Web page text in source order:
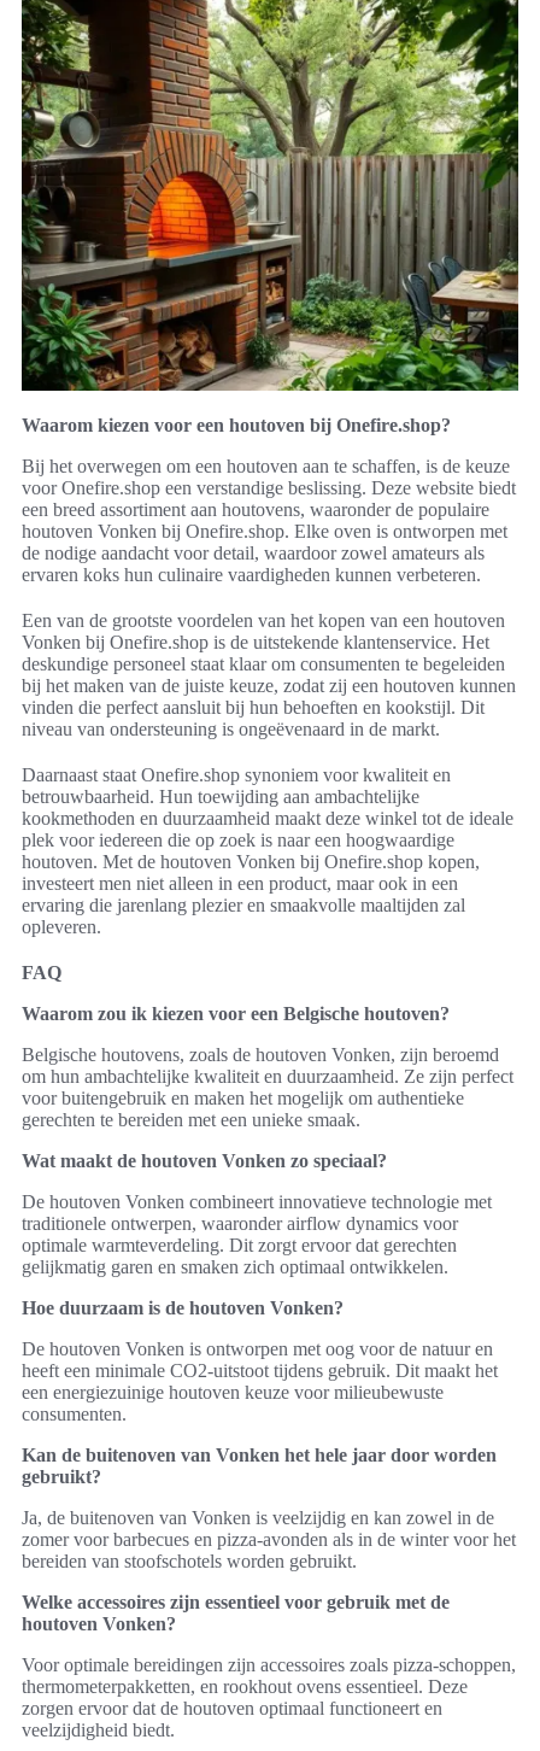
Waarom kiezen voor een houtoven bij Onefire.shop?
Bij het overwegen om een houtoven aan te schaffen, is de keuze
voor Onefire.shop een verstandige beslissing. Deze website biedt
een breed assortiment aan houtovens, waaronder de populaire
houtoven Vonken bij Onefire.shop. Elke oven is ontworpen met
de nodige aandacht voor detail, waardoor zowel amateurs als
ervaren koks hun culinaire vaardigheden kunnen verbeteren.
Een van de grootste voordelen van het kopen van een houtoven
Vonken bij Onefire.shop is de uitstekende klantenservice. Het
deskundige personeel staat klaar om consumenten te begeleiden
bij het maken van de juiste keuze, zodat zij een houtoven kunnen
vinden die perfect aansluit bij hun behoeften en kookstijl. Dit
niveau van ondersteuning is ongeëvenaard in de markt.
Daarnaast staat Onefire.shop synoniem voor kwaliteit en
betrouwbaarheid. Hun toewijding aan ambachtelijke
kookmethoden en duurzaamheid maakt deze winkel tot de ideale
plek voor iedereen die op zoek is naar een hoogwaardige
houtoven. Met de houtoven Vonken bij Onefire.shop kopen,
investeert men niet alleen in een product, maar ook in een
ervaring die jarenlang plezier en smaakvolle maaltijden zal
opleveren.
FAQ
Waarom zou ik kiezen voor een Belgische houtoven?
Belgische houtovens, zoals de houtoven Vonken, zijn beroemd
om hun ambachtelijke kwaliteit en duurzaamheid. Ze zijn perfect
voor buitengebruik en maken het mogelijk om authentieke
gerechten te bereiden met een unieke smaak.
Wat maakt de houtoven Vonken zo speciaal?
De houtoven Vonken combineert innovatieve technologie met
traditionele ontwerpen, waaronder airflow dynamics voor
optimale warmteverdeling. Dit zorgt ervoor dat gerechten
gelijkmatig garen en smaken zich optimaal ontwikkelen.
Hoe duurzaam is de houtoven Vonken?
De houtoven Vonken is ontworpen met oog voor de natuur en
heeft een minimale CO2-uitstoot tijdens gebruik. Dit maakt het
een energiezuinige houtoven keuze voor milieubewuste
consumenten.
Kan de buitenoven van Vonken het hele jaar door worden
gebruikt?
Ja, de buitenoven van Vonken is veelzijdig en kan zowel in de
zomer voor barbecues en pizza-avonden als in de winter voor het
bereiden van stoofschotels worden gebruikt.
Welke accessoires zijn essentieel voor gebruik met de
houtoven Vonken?
Voor optimale bereidingen zijn accessoires zoals pizza-schoppen,
thermometerpakketten, en rookhout ovens essentieel. Deze
zorgen ervoor dat de houtoven optimaal functioneert en
veelzijdigheid biedt.